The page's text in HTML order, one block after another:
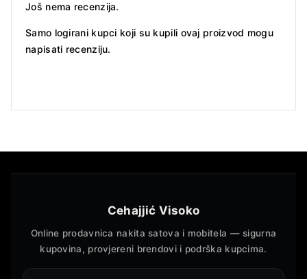
Još nema recenzija.
Samo logirani kupci koji su kupili ovaj proizvod mogu
napisati recenziju.
Cehajjić Visoko
Online prodavnica nakita satova i mobitela — sigurna
kupovina, provjereni brendovi i podrška kupcima.